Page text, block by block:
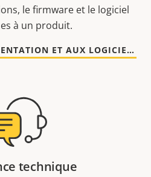
le firmware et le logiciel
à un produit.
ACCÉDER À LA DOCUMENTATION ET AUX LOGICIELS
technique